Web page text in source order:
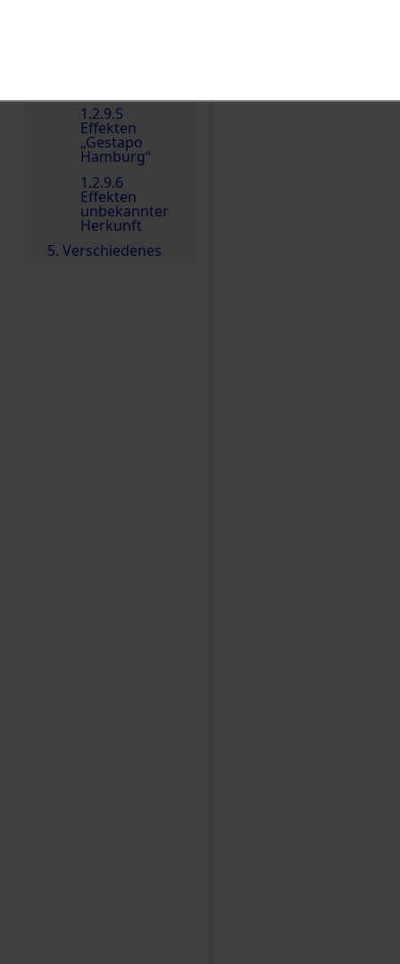
1.2.9.5
Effekten
„Gestapo
Hamburg“
1.2.9.6
Effekten
unbekannter
Herkunft
5. Verschiedenes